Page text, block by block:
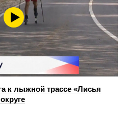
к лыжной трассе «Лисья